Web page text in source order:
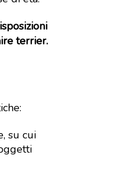
terrier.
su cui